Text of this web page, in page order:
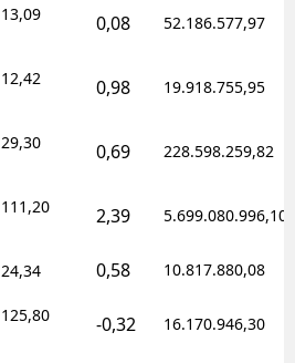
13,09 0,08 52.186.577,97
12,42 0,98 19.918.755,95
29,30 0,69 228.598.259,82
111,20 2,39 5.699.080.996,10
24,34 0,58 10.817.880,08
125,80 -0,32 16.170.946,30